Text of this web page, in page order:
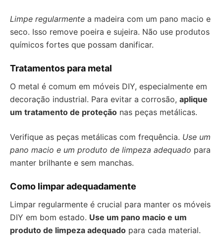
Limpe regularmente a madeira com um pano macio e
seco. Isso remove poeira e sujeira. Não use produtos
químicos fortes que possam danificar.
Tratamentos para metal
O metal é comum em móveis DIY, especialmente em
decoração industrial. Para evitar a corrosão, aplique
um tratamento de proteção nas peças metálicas.
Verifique as peças metálicas com frequência. Use um
pano macio e um produto de limpeza adequado para
manter brilhante e sem manchas.
Como limpar adequadamente
Limpar regularmente é crucial para manter os móveis
DIY em bom estado. Use um pano macio e um
produto de limpeza adequado para cada material.